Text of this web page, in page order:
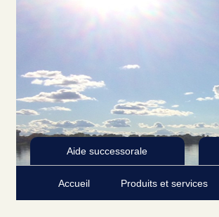
Aide successorale
Accueil Produits et services